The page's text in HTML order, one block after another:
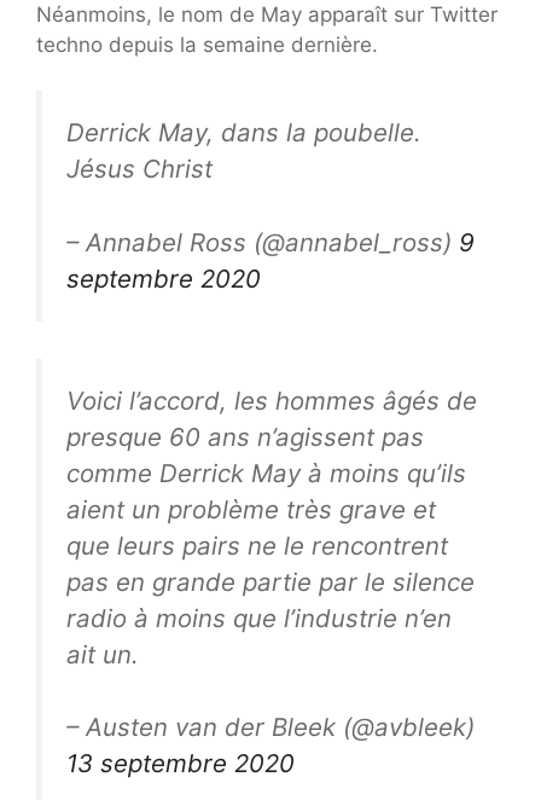
Néanmoins, le nom de May apparaît sur Twitter
techno depuis la semaine dernière.
Derrick May, dans la poubelle.
Jésus Christ
– Annabel Ross (@annabel_ross) 9
septembre 2020
Voici l’accord, les hommes âgés de
presque 60 ans n’agissent pas
comme Derrick May à moins qu’ils
aient un problème très grave et
que leurs pairs ne le rencontrent
pas en grande partie par le silence
radio à moins que l’industrie n’en
ait un.
– Austen van der Bleek (@avbleek)
13 septembre 2020